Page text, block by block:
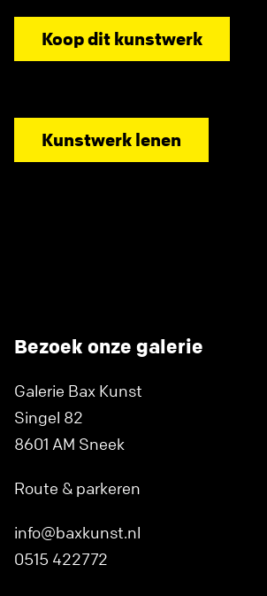
Koop dit kunstwerk
Kunstwerk lenen
Bezoek onze galerie
Galerie Bax Kunst
Singel 82
8601 AM Sneek
Route & parkeren
info@baxkunst.nl
0515 422772